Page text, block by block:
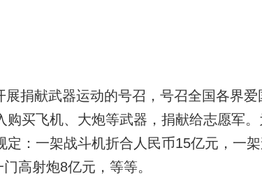
捐献武器运动的号召，号召全国各界爱
买飞机、大炮等武器，捐献给志愿军
：一架战斗机折合人民币15亿元，一
高射炮8亿元，等等。